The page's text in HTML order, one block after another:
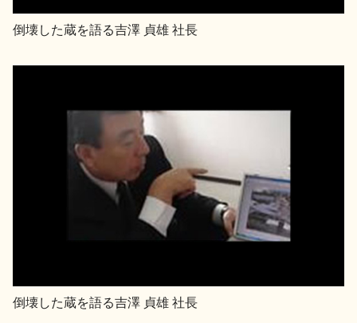
地酒蔵元会とは
倒壊した蔵を語る吉澤 貞雄 社長
倒壊した蔵を語る吉澤 貞雄 社長